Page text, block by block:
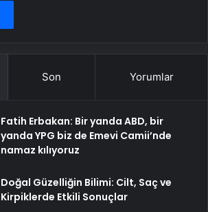
Son Yorumlar
Fatih Erbakan: Bir yanda ABD, bir
yanda YPG biz de Emevi Camii’nde
namaz kılıyoruz
Doğal Güzelliğin Bilimi: Cilt, Saç ve
Kirpiklerde Etkili Sonuçlar